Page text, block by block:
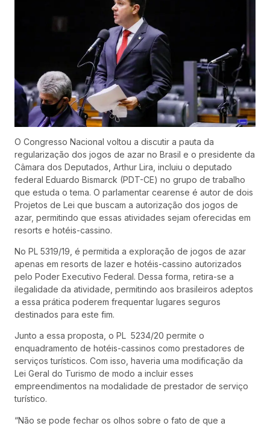
O Congresso Nacional voltou a discutir a pauta da
regularização dos jogos de azar no Brasil e o presidente da
Câmara dos Deputados, Arthur Lira, incluiu o deputado
federal Eduardo Bismarck (PDT-CE) no grupo de trabalho
que estuda o tema. O parlamentar cearense é autor de dois
Projetos de Lei que buscam a autorização dos jogos de
azar, permitindo que essas atividades sejam oferecidas em
resorts e hotéis-cassino.
No PL 5319/19, é permitida a exploração de jogos de azar
apenas em resorts de lazer e hotéis-cassino autorizados
pelo Poder Executivo Federal. Dessa forma, retira-se a
ilegalidade da atividade, permitindo aos brasileiros adeptos
a essa prática poderem frequentar lugares seguros
destinados para este fim.
Junto a essa proposta, o PL 5234/20 permite o
enquadramento de hotéis-cassinos como prestadores de
serviços turísticos. Com isso, haveria uma modificação da
Lei Geral do Turismo de modo a incluir esses
empreendimentos na modalidade de prestador de serviço
turístico.
“Não se pode fechar os olhos sobre o fato de que a